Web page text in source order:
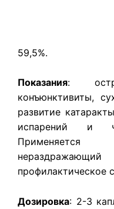
59,5%.
Показания:
конъюнктивиты,
развитие
испарений и
Применяется
профилактическое
Дозировка: 2-3